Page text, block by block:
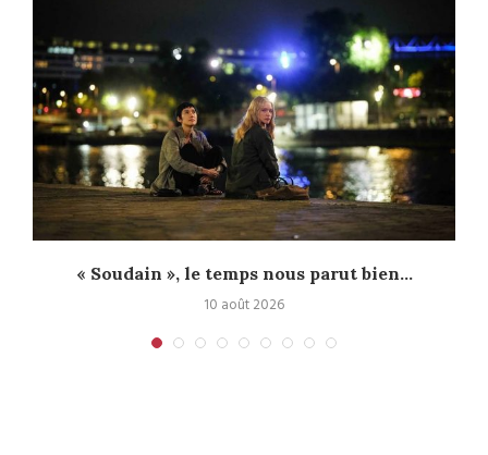
« Soudain », le temps nous parut bien...
10 août 2026